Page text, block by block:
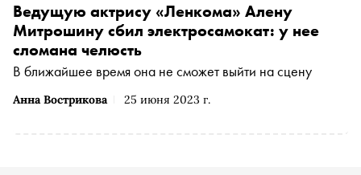
Анна Вострикова 25 июня 2023 г.
Ведущую актрису «Ленкома» Алену
Митрошину сбил электросамокат: у нее
сломана челюсть
В ближайшее время она не сможет выйти на сцену